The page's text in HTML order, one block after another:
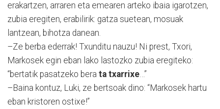
erakartzen, arraren eta emearen arteko ibaia igarotzen,
zubia eregiten, erabilirik: gatza suetean, mosuak
lantzean, bihotza danean.
–Ze berba ederrak! Txunditu nauzu! Ni prest, Txori,
Markosek egin eban lako lastozko zubia eregiteko:
“bertatik pasatzeko bera ta txarrixe…”
–Baina kontuz, Luki, ze bertsoak dino: “Markosek hartu
eban kristoren ostixe!”